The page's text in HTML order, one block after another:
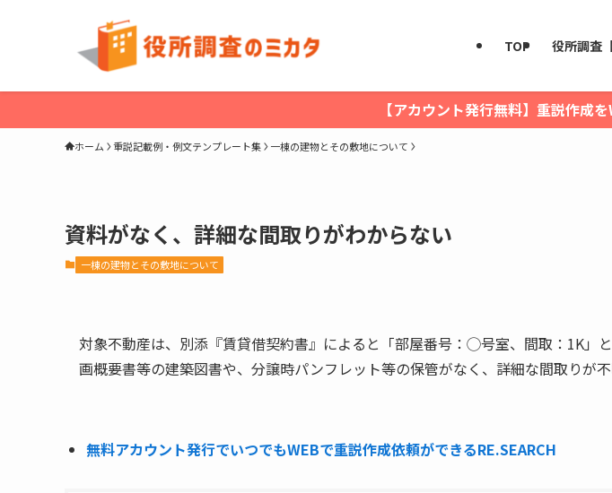
TOP 役所調査
【アカウント発行無料】重説作成
ホーム 重説記載例・例文テンプレート集 一棟の建物とその敷地について
資料がなく、詳細な間取りがわからない
一棟の建物とその敷地について
対象不動産は、別添『賃貸借契約書』によると「部屋番号：◯号室、間取：1K」
画概要書等の建築図書や、分譲時パンフレット等の保管がなく、詳細な間取りが不
無料アカウント発行でいつでもWEBで重説作成依頼ができるRE.SEARCH